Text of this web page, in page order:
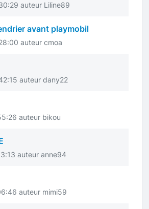
auteur Liline89
avant playmobil
auteur cmoa
auteur dany22
auteur bikou
auteur anne94
auteur mimi59